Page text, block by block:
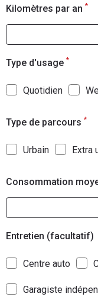
Kilomètres par an *
Type d'usage *
Quotidien
Type de parcours *
Urbain Extra
Consommation
Entretien (facultatif)
Centre auto
Garagiste